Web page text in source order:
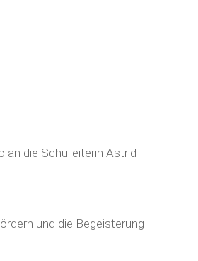
an die Schulleiterin Astrid
und die Begeisterung